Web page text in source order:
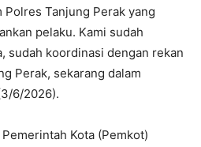
Tanjung Perak yang
pelaku. Kami sudah
sudah koordinasi dengan rekan
Perak, sekarang dalam
6/2026).
Kota (Pemkot)